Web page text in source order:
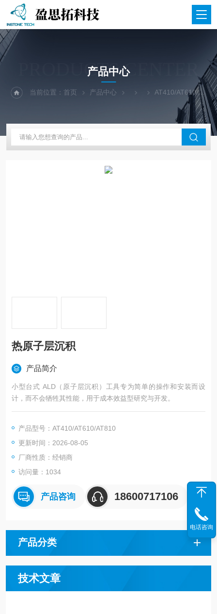
PRODUCTS CENTER
产品中心
当前位置：首页 产品中心 AT410/AT610/AT810热原子层沉积
热原子层沉积
产品简介
小型台式 ALD（原子层沉积）工具专为简单的操作和安装而设
计，而不会牺牲其性能，用于成本效益型研究与开发。
产品型号：AT410/AT610/AT810
更新时间：2026-08-05
厂商性质：经销商
访问量：1034
产品咨询 18600717106
产品分类
技术文章
电话咨询